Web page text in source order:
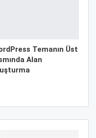
Temanın Üst
Alan